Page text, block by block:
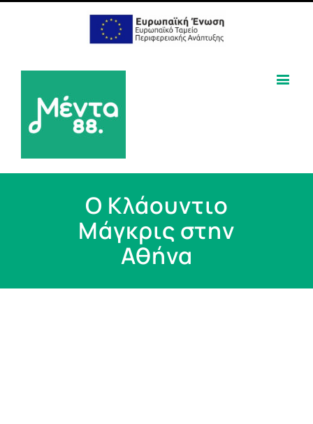
Ο Κλάουντιο
Μάγκρις στην
Αθήνα